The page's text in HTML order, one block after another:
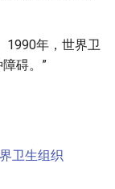
1990年，世界卫
碍。”
卫生组织